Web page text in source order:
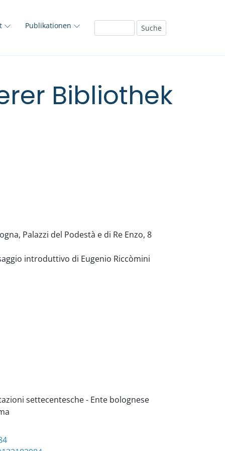
Publikationen
Bibliothek
Palazzi del Podestà e di Re Enzo, 8
introduttivo di Eugenio Riccòmini
settecentesche - Ente bolognese